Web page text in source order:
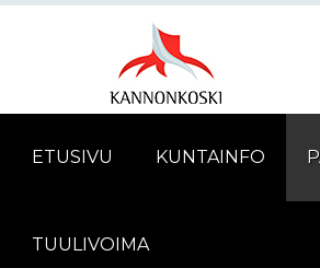
ETUSIVU KUNTAINFO
TUULIVOIMA